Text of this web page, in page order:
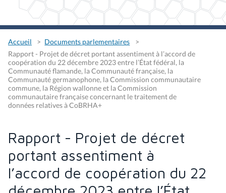
Accueil
Documents parlementaires
Rapport - Projet de décret portant assentiment à l’accord de
coopération du 22 décembre 2023 entre l’État fédéral, la
Communauté flamande, la Communauté française, la
Communauté germanophone, la Commission communautaire
commune, la Région wallonne et la Commission
communautaire française concernant le traitement de
données relatives à CoBRHA+
Rapport - Projet de décret
portant assentiment à
l’accord de coopération du 22